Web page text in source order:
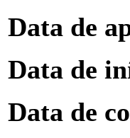
Data de
Data de
Data de